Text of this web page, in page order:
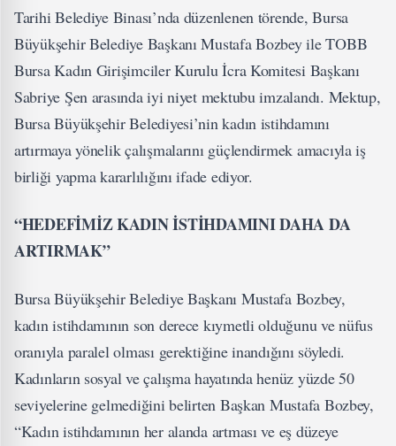
Tarihi Belediye Binası’nda düzenlenen törende, Bursa
Büyükşehir Belediye Başkanı Mustafa Bozbey ile TOBB
Bursa Kadın Girişimciler Kurulu İcra Komitesi Başkanı
Sabriye Şen arasında iyi niyet mektubu imzalandı. Mektup,
Bursa Büyükşehir Belediyesi’nin kadın istihdamını
artırmaya yönelik çalışmalarını güçlendirmek amacıyla iş
birliği yapma kararlılığını ifade ediyor.
“HEDEFİMİZ KADIN İSTİHDAMINI DAHA DA
ARTIRMAK”
Bursa Büyükşehir Belediye Başkanı Mustafa Bozbey,
kadın istihdamının son derece kıymetli olduğunu ve nüfus
oranıyla paralel olması gerektiğine inandığını söyledi.
Kadınların sosyal ve çalışma hayatında henüz yüzde 50
seviyelerine gelmediğini belirten Başkan Mustafa Bozbey,
“Kadın istihdamının her alanda artması ve eş düzeye